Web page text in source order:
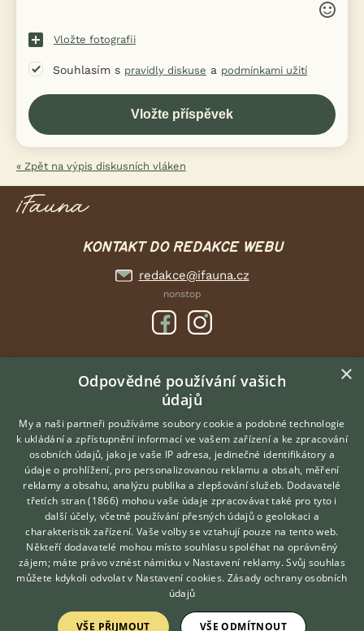
Vložte fotografii
Souhlasím s pravidly diskuse a podmínkami užití
« Zpět na výpis diskusních vláken
KONTAKT DO REDAKCE WEBU
redakce@ifauna.cz
nonstop
DOMOVSKÁ STRÁNKA
INZERCE
DISKUSE
ČLÁNKY
O nás
Kontakt
Možnosti zvýraznění inzerátů
Podmínky užití
Zpracování osobních údajů
Přihlášení
Hledáte zvířecího kamaráda?
Zdarma vám poradí
VETERINÁŘ ONLINE
KONZULTOVAT S
VETERINÁŘEM
×
Odpovědné používání vašich
údajů
My a naši partneři používáme soubory cookie a podobné technologie
k ukládání a zpřístupnění informací ve vašem zařízení a ke zpracování
osobních údajů, jako je vaše IP adresa, jedinečné identifikátory a
údaje o prohlížení, pro personalizovanou reklamu a obsah, měření
reklamy a obsahu, analýzu publika a zlepšování služeb. Dodavatelé
třetích stran (1866) mohou vaše údaje zpracovávat také pro tyto i
další účely, včetně používání přesných údajů o geolokaci a
charakteristik zařízení. Vaše volby se vztahují pouze na tento web.
Někteří dodavatelé mohou místo souhlasu spoléhat na oprávněný
zájem; máte právo vznést námitku v Nastavení reklamy. Svůj souhlas
můžete kdykoli odvolat v Nastavení cookies. Zásady ochrany osobních
údajů
VŠE PŘIJMOUT VŠE ODMÍTNOUT